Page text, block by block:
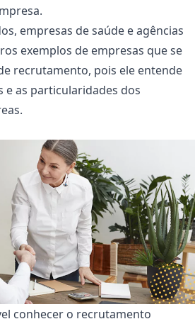
empresas de saúde e agências
exemplos de empresas que se
recrutamento, pois ele entende
e as particularidades dos
conhecer o recrutamento